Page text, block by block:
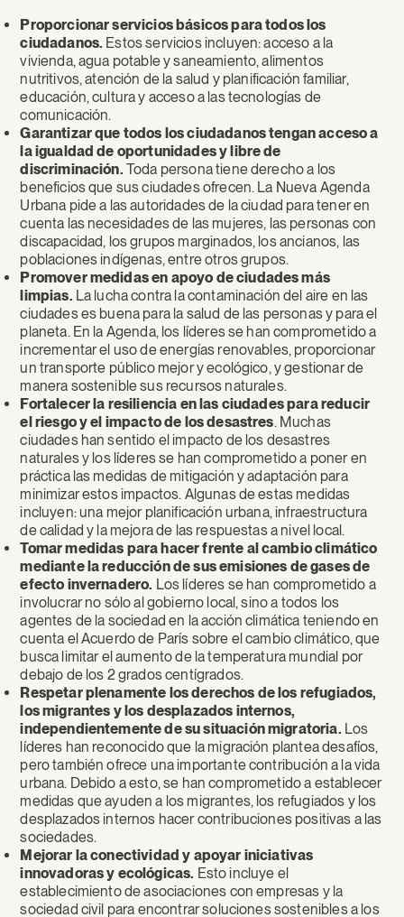
Proporcionar servicios básicos para todos los
ciudadanos. Estos servicios incluyen: acceso a la
vivienda, agua potable y saneamiento, alimentos
nutritivos, atención de la salud y planificación familiar,
educación, cultura y acceso a las tecnologías de
comunicación.
Garantizar que todos los ciudadanos tengan acceso a
la igualdad de oportunidades y libre de
discriminación. Toda persona tiene derecho a los
beneficios que sus ciudades ofrecen. La Nueva Agenda
Urbana pide a las autoridades de la ciudad para tener en
cuenta las necesidades de las mujeres, las personas con
discapacidad, los grupos marginados, los ancianos, las
poblaciones indígenas, entre otros grupos.
Promover medidas en apoyo de ciudades más
limpias. La lucha contra la contaminación del aire en las
ciudades es buena para la salud de las personas y para el
planeta. En la Agenda, los líderes se han comprometido a
incrementar el uso de energías renovables, proporcionar
un transporte público mejor y ecológico, y gestionar de
manera sostenible sus recursos naturales.
Fortalecer la resiliencia en las ciudades para reducir
el riesgo y el impacto de los desastres. Muchas
ciudades han sentido el impacto de los desastres
naturales y los líderes se han comprometido a poner en
práctica las medidas de mitigación y adaptación para
minimizar estos impactos. Algunas de estas medidas
incluyen: una mejor planificación urbana, infraestructura
de calidad y la mejora de las respuestas a nivel local.
Tomar medidas para hacer frente al cambio climático
mediante la reducción de sus emisiones de gases de
efecto invernadero. Los líderes se han comprometido a
involucrar no sólo al gobierno local, sino a todos los
agentes de la sociedad en la acción climática teniendo en
cuenta el Acuerdo de París sobre el cambio climático, que
busca limitar el aumento de la temperatura mundial por
debajo de los 2 grados centígrados.
Respetar plenamente los derechos de los refugiados,
los migrantes y los desplazados internos,
independientemente de su situación migratoria. Los
líderes han reconocido que la migración plantea desafíos,
pero también ofrece una importante contribución a la vida
urbana. Debido a esto, se han comprometido a establecer
medidas que ayuden a los migrantes, los refugiados y los
desplazados internos hacer contribuciones positivas a las
sociedades.
Mejorar la conectividad y apoyar iniciativas
innovadoras y ecológicas. Esto incluye el
establecimiento de asociaciones con empresas y la
sociedad civil para encontrar soluciones sostenibles a los